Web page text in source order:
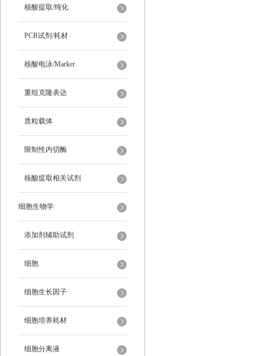
核酸提取/纯化
PCR试剂/耗材
核酸电泳/Marker
重组克隆表达
质粒载体
限制性内切酶
核酸提取相关试剂
细胞生物学
添加剂辅助试剂
细胞
细胞生长因子
细胞培养耗材
细胞分离液